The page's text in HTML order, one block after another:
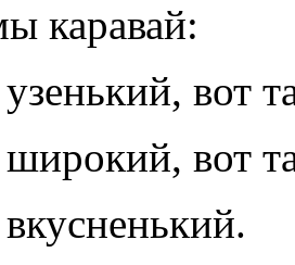
каравай:
вот
вот